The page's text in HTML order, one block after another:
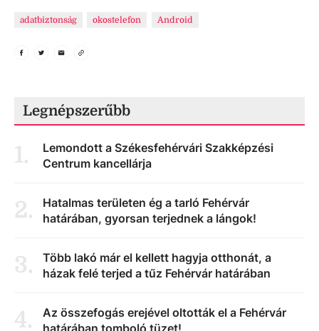
adatbiztonság okostelefon Android
Legnépszerűbb
1.
Lemondott a Székesfehérvári Szakképzési
Centrum kancellárja
2.
Hatalmas területen ég a tarló Fehérvár
határában, gyorsan terjednek a lángok!
3.
Több lakó már el kellett hagyja otthonát, a
házak felé terjed a tűz Fehérvár határában
4.
Az összefogás erejével oltották el a Fehérvár
határában tomboló tüzet!